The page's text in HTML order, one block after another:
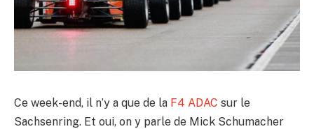
Ce week-end, il n’y a que de la F4 ADAC sur le
Sachsenring. Et oui, on y parle de Mick Schumacher